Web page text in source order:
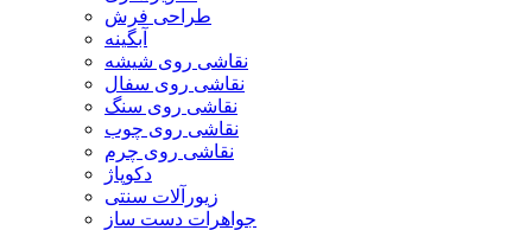
طراحی فرش
آبگینه
نقاشی روی شیشه
نقاشی روی سفال
نقاشی روی سنگ
نقاشی روی چوب
نقاشی روی چرم
دکوپاژ
زیورآلات سنتی
جواهرات دست ساز